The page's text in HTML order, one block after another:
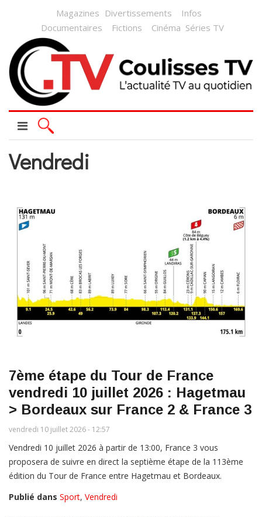
Magazines Divertissements
Infos
Documentaires
Fictions Cinéma Séries TV
Vendredi
7ème étape du Tour de France
vendredi 10 juillet 2026 : Hagetmau
> Bordeaux sur France 2 & France 3
vendredi 10 juillet 2026 - 12:57
Vendredi 10 juillet 2026 à partir de 13:00, France 3 vous
proposera de suivre en direct la septième étape de la 113ème
édition du Tour de France entre Hagetmau et Bordeaux.
Publié dans Sport, Vendredi